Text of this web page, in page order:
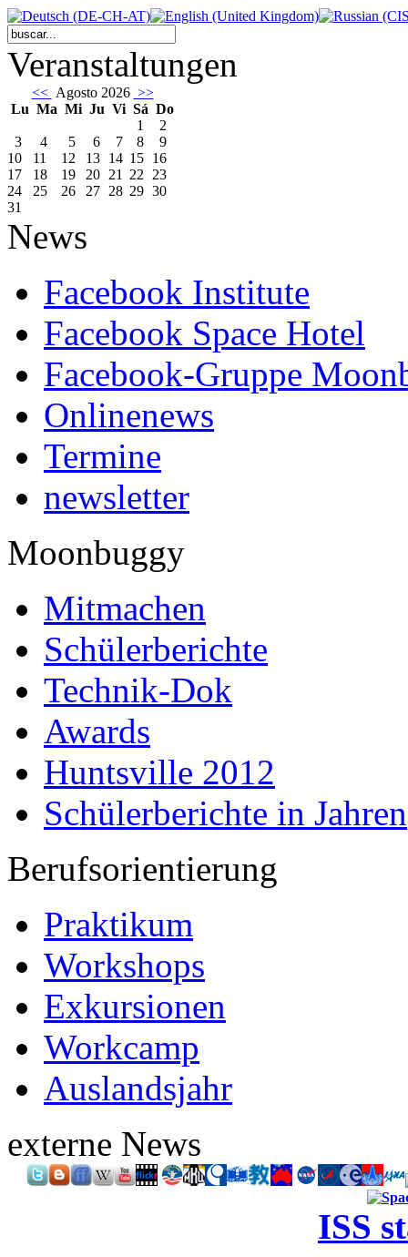
Veranstaltungen
<< Agosto 2026 >>
Lu Ma Mi Ju Vi Sá Do
1
2
3
4 5 6 7 8
9
10
11 12 13 14 15 16
17
18 19 20 21 22 23
24
25 26 27 28 29 30
31
News
Facebook Institute
Facebook Space Hotel
Facebook-Gruppe
Onlinenews
Termine
newsletter
Moonbuggy
Mitmachen
Schülerberichte
Technik-Dok
Awards
Huntsville 2012
Schülerberichte in Jahren
Berufsorientierung
Praktikum
Workshops
Exkursionen
Workcamp
Auslandsjahr
externe News
ISS